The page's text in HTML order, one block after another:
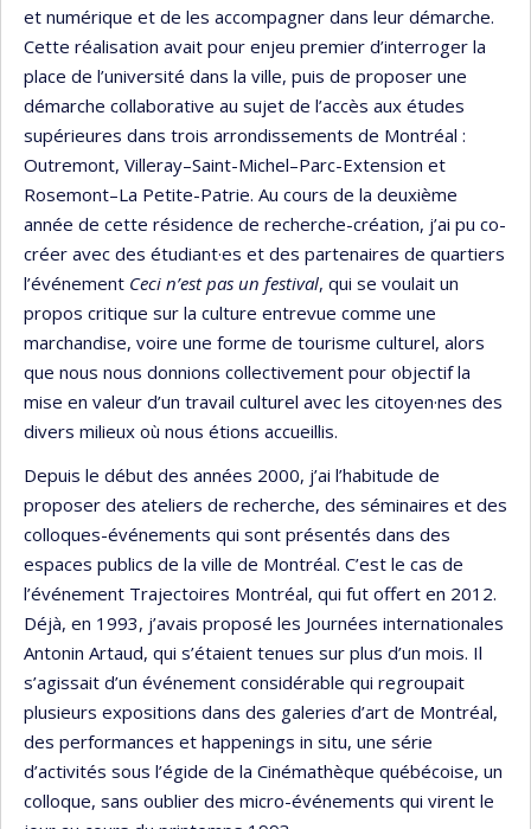
et numérique et de les accompagner dans leur démarche.
Cette réalisation avait pour enjeu premier d’interroger la
place de l’université dans la ville, puis de proposer une
démarche collaborative au sujet de l’accès aux études
supérieures dans trois arrondissements de Montréal :
Outremont, Villeray–Saint-Michel–Parc-Extension et
Rosemont–La Petite-Patrie. Au cours de la deuxième
année de cette résidence de recherche-création, j’ai pu co-
créer avec des étudiant·es et des partenaires de quartiers
l’événement Ceci n’est pas un festival, qui se voulait un
propos critique sur la culture entrevue comme une
marchandise, voire une forme de tourisme culturel, alors
que nous nous donnions collectivement pour objectif la
mise en valeur d’un travail culturel avec les citoyen·nes des
divers milieux où nous étions accueillis.
Depuis le début des années 2000, j’ai l’habitude de
proposer des ateliers de recherche, des séminaires et des
colloques-événements qui sont présentés dans des
espaces publics de la ville de Montréal. C’est le cas de
l’événement Trajectoires Montréal, qui fut offert en 2012.
Déjà, en 1993, j’avais proposé les Journées internationales
Antonin Artaud, qui s’étaient tenues sur plus d’un mois. Il
s’agissait d’un événement considérable qui regroupait
plusieurs expositions dans des galeries d’art de Montréal,
des performances et happenings in situ, une série
d’activités sous l’égide de la Cinémathèque québécoise, un
colloque, sans oublier des micro-événements qui virent le